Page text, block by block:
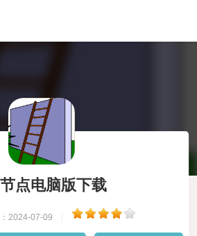
点电脑版下载
2024-07-09